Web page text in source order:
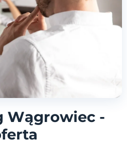
Wągrowiec -